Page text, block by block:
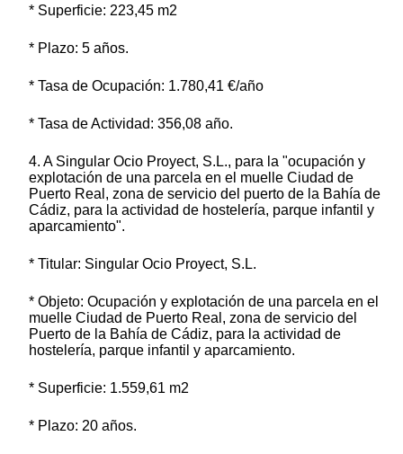
* Superficie: 223,45 m2
* Plazo: 5 años.
* Tasa de Ocupación: 1.780,41 €/año
* Tasa de Actividad: 356,08 año.
4. A Singular Ocio Proyect, S.L., para la "ocupación y
explotación de una parcela en el muelle Ciudad de
Puerto Real, zona de servicio del puerto de la Bahía de
Cádiz, para la actividad de hostelería, parque infantil y
aparcamiento".
* Titular: Singular Ocio Proyect, S.L.
* Objeto: Ocupación y explotación de una parcela en el
muelle Ciudad de Puerto Real, zona de servicio del
Puerto de la Bahía de Cádiz, para la actividad de
hostelería, parque infantil y aparcamiento.
* Superficie: 1.559,61 m2
* Plazo: 20 años.